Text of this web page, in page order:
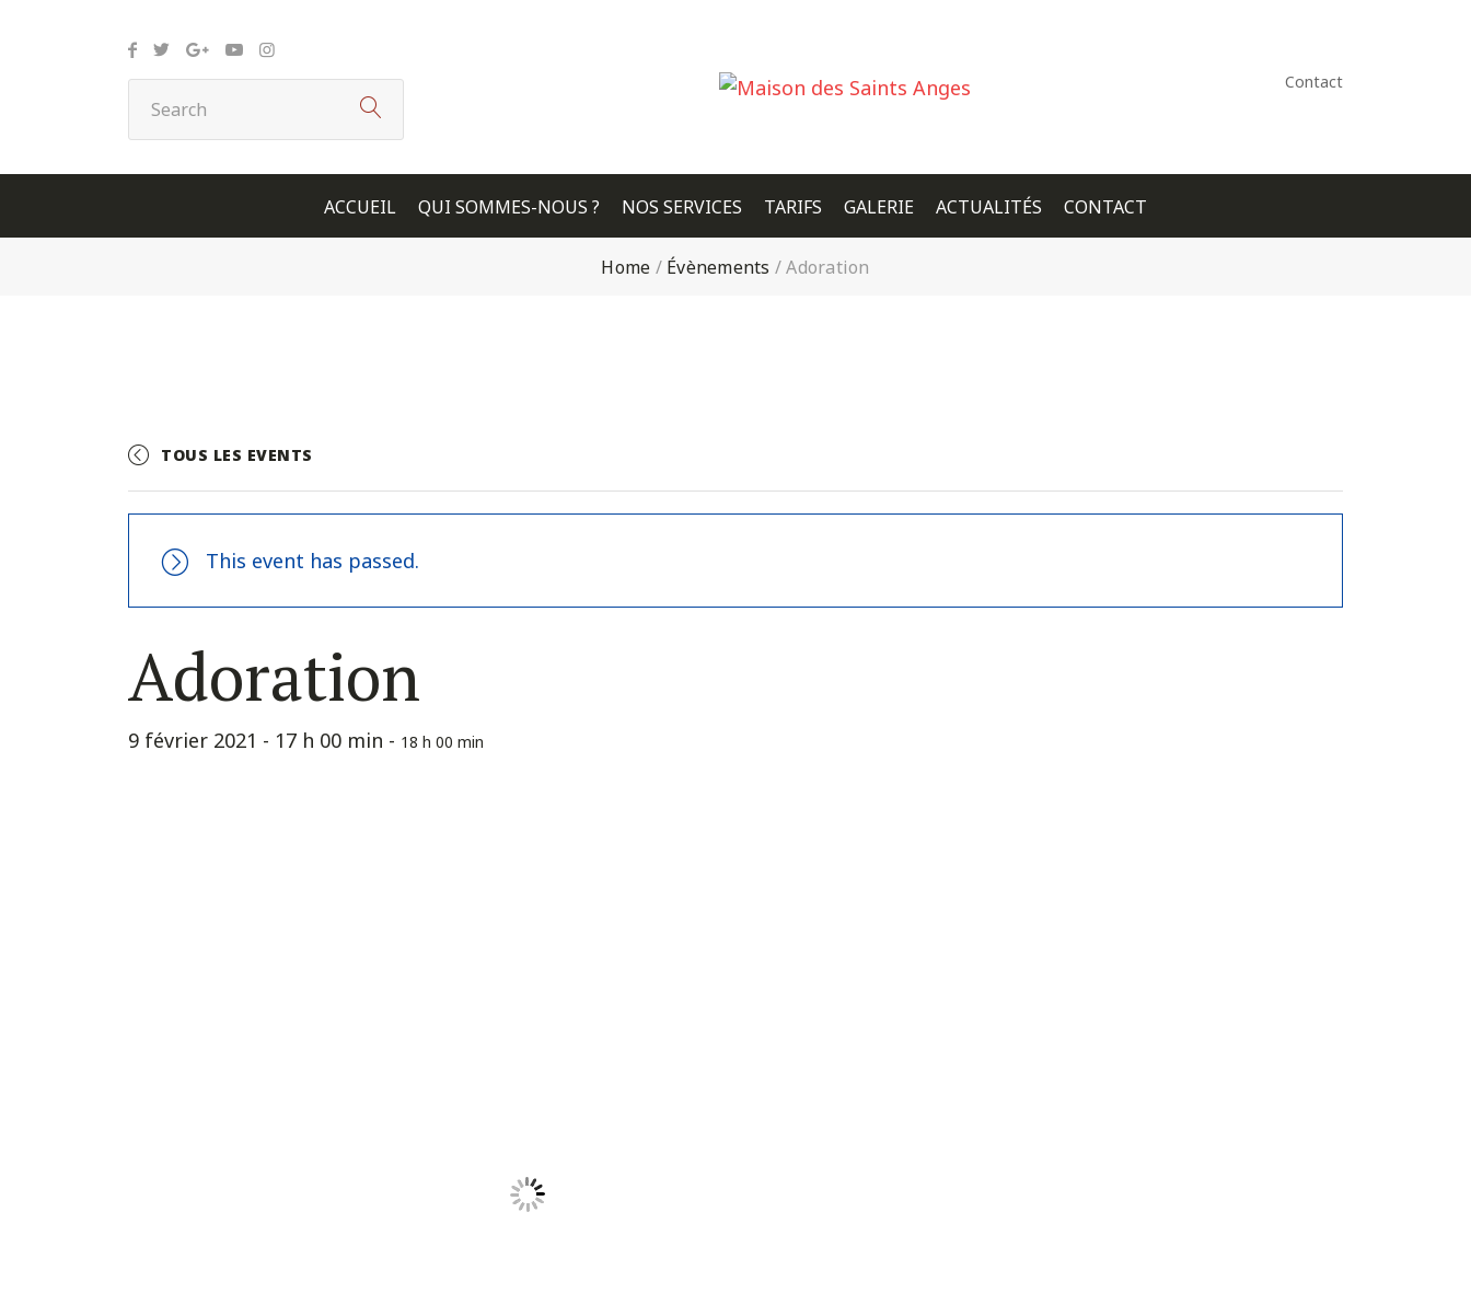
Contact
ACCUEIL QUI SOMMES-NOUS ? NOS SERVICES TARIFS GALERIE ACTUALITÉS CONTACT
Home / Évènements /Adoration
TOUS LES EVENTS
This event has passed.
Adoration
9 février 2021 - 17 h 00 min - 18 h 00 min